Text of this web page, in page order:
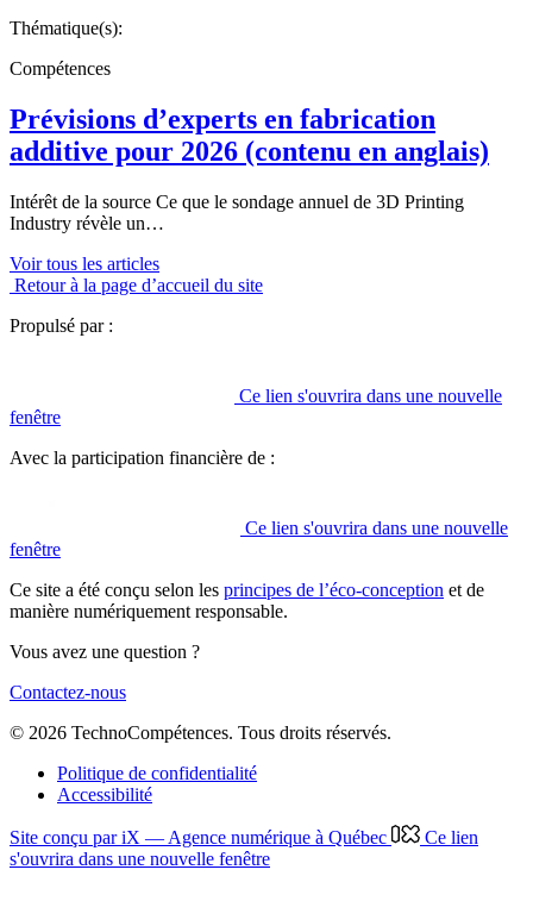
Thématique(s):
Compétences
Prévisions d’experts en fabrication
additive pour 2026 (contenu en anglais)
Intérêt de la source Ce que le sondage annuel de 3D Printing
Industry révèle un…
Voir tous les articles
Retour à la page d’accueil du site
Propulsé par :
Ce lien s'ouvrira dans une nouvelle
fenêtre
Avec la participation financière de :
Ce lien s'ouvrira dans une nouvelle
fenêtre
Ce site a été conçu selon les principes de l’éco-conception et de
manière numériquement responsable.
Vous avez une question ?
Contactez-nous
© 2026 TechnoCompétences. Tous droits réservés.
Politique de confidentialité
Accessibilité
Site conçu par iX — Agence numérique à Québec
Ce lien
s'ouvrira dans une nouvelle fenêtre